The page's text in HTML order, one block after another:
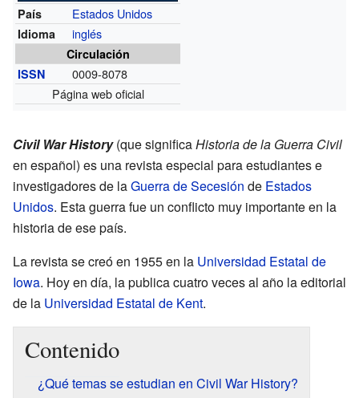
País Estados Unidos
Idioma inglés
Circulación
ISSN
0009-8078
Página web oficial
Civil War History(que significaHistoria de la Guerra Civil
en español) es una revista especial para estudiantes e
investigadores de laGuerra de Secesión de Estados
Unidos. Esta guerra fue un conflicto muy importante en la
historia de ese país.
La revista se creó en 1955 en la Universidad Estatal de
Iowa. Hoy en día, la publica cuatro veces al año la editorial
de la Universidad Estatal de Kent.
Contenido
¿Qué temas se estudian en Civil War History?